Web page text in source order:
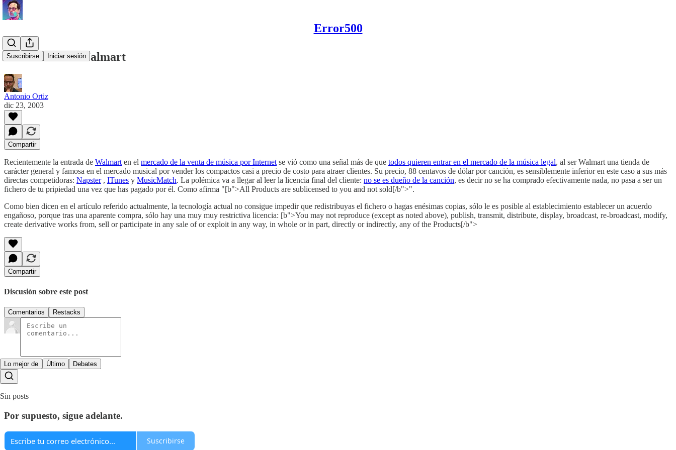
Error500
Suscribirse Iniciar sesión
La licencia de Walmart
Antonio Ortiz
dic 23, 2003
Compartir
Recientemente la entrada de Walmart en el mercado de la venta de música por Internet se vió como una señal más de que todos quieren entrar en el mercado de la música legal, al ser Walmart una tienda de
carácter general y famosa en el mercado musical por vender los compactos casi a precio de costo para atraer clientes. Su precio, 88 centavos de dólar por canción, es sensiblemente inferior en este caso a sus más
directas competidoras: Napster, ITunes y MusicMatch. La polémica va a llegar al leer la licencia final del cliente: no se es dueño de la canción, es decir no se ha comprado efectivamente nada, no pasa a ser un
fichero de tu pripiedad una vez que has pagado por él. Como afirma "[b">All Products are sublicensed to you and not sold[/b">".
Como bien dicen en el artículo referido actualmente, la tecnología actual no consigue impedir que redistribuyas el fichero o hagas enésimas copias, sólo le es posible al establecimiento establecer un acuerdo
engañoso, porque tras una aparente compra, sólo hay una muy muy restrictiva licencia: [b">You may not reproduce (except as noted above), publish, transmit, distribute, display, broadcast, re-broadcast, modify,
create derivative works from, sell or participate in any sale of or exploit in any way, in whole or in part, directly or indirectly, any of the Products[/b">
Compartir
Discusión sobre este post
Comentarios Restacks
Lo mejor de Último Debates
Sin posts
Por supuesto, sigue adelante.
Suscribirse